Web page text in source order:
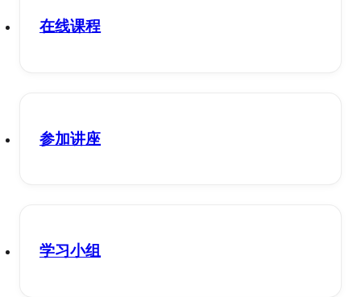
在线课程
参加讲座
学习小组